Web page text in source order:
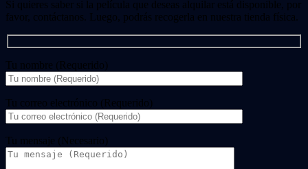
Si quieres saber si la película que deseas alquilar está disponible, por
favor, contáctanos. Luego, podrás recogerla en nuestra tienda física.
Tu nombre (Requerido)
Tu correo electrónico (Requerido)
Tu mensaje (Necesario)